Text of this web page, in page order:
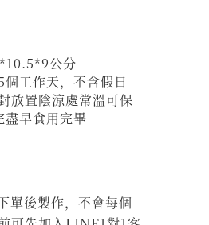
公分
工作天，不含假日
放置陰涼處常溫可保
早食用完畢
單後製作，不會每個